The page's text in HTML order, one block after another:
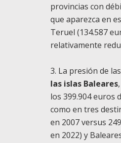
provincias con
que aparezca en
Teruel (134.587
relativamente
3. La presión de
las islas Baleares
los 399.904 euros
como en tres
en 2007 versus
en 2022) y